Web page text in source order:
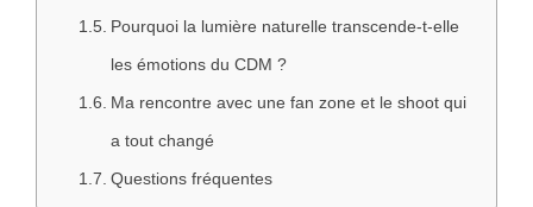
Pourquoi la lumière naturelle transcende-t-elle
les émotions du CDM ?
Ma rencontre avec une fan zone et le shoot qui
a tout changé
Questions fréquentes